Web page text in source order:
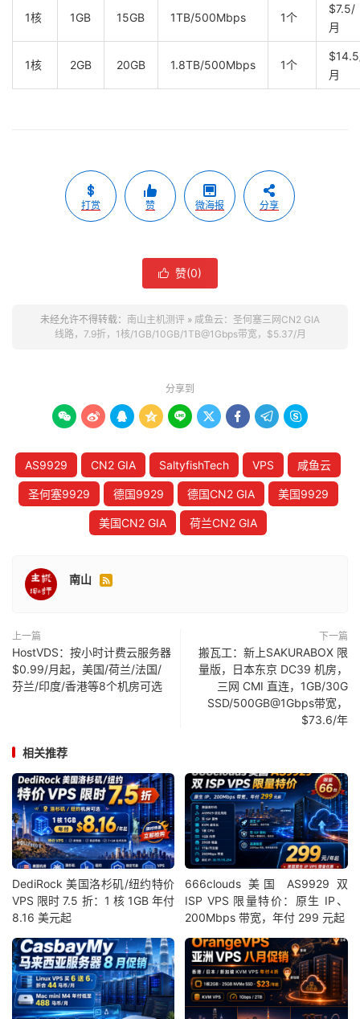
1核 1GB 15GB 1TB/500Mbps 1个
$7.5/
月
1核 2GB 20GB 1.8TB/500Mbps 1个
月
打赏 赞 微海报 分享
 赞(0)
未经允许不得转载： 南山主机测评 » 咸鱼云：圣何塞三网CN2 GIA
线路，7.9折，1核/1GB/10GB/1TB@1Gbps带宽，$5.37/月
分享到
        
AS9929 CN2 GIA SaltyfishTech VPS 咸鱼云
圣何塞9929 德国9929 德国CN2 GIA 美国9929
美国CN2 GIA 荷兰CN2 GIA
南山 
上一篇
HostVDS：按小时计费云服务器
$0.99/月起，美国/荷兰/法国/
芬兰/印度/香港等8个机房可选
下一篇
搬瓦工：新上SAKURABOX 限
量版，日本东京 DC39 机房，
三网 CMI 直连，1GB/30G
SSD/500GB@1Gbps带宽，
$73.6/年
相关推荐
DediRock 美国洛杉矶/纽约特价
VPS 限时 7.5 折：1 核 1GB 年付
8.16 美元起
666clouds 美国 AS9929 双
ISP VPS 限量特价：原生 IP、
200Mbps 带宽，年付 299 元起